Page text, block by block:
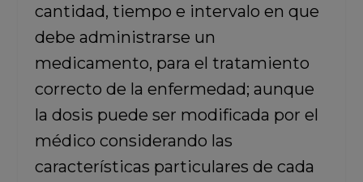
cantidad, tiempo e intervalo en que
debe administrarse un
medicamento, para el tratamiento
correcto de la enfermedad; aunque
la dosis puede ser modificada por el
médico considerando las
características particulares de cada